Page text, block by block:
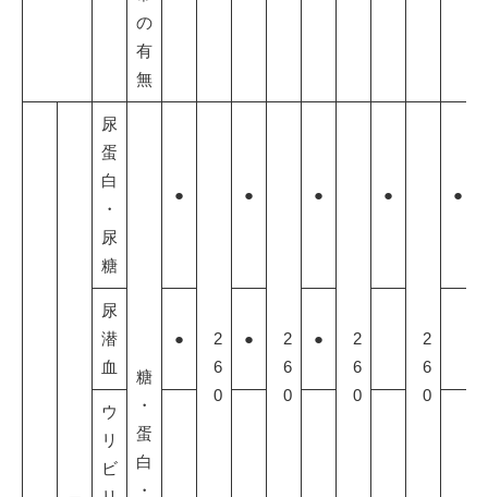
の
有
無
尿
蛋
白
・
尿
糖
糖
・
蛋
白
・
●
2
6
0
●
2
6
0
●
2
6
0
●
2
6
0
●
尿
潜
血
● ● ●
ウ
リ
ビ